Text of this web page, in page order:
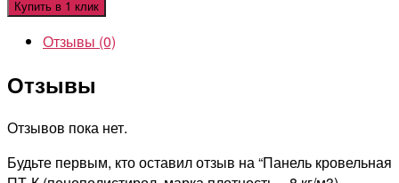
Купить в 1 клик
Отзывы (0)
Отзывы
Отзывов пока нет.
Будьте первым, кто оставил отзыв на “Панель кровельная